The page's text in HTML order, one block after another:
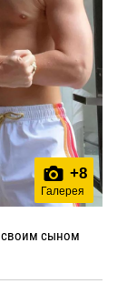
+8
Галерея
своим сыном